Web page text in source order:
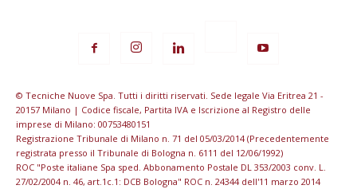
© Tecniche Nuove Spa. Tutti i diritti riservati. Sede legale Via Eritrea 21 -
20157 Milano | Codice fiscale, Partita IVA e Iscrizione al Registro delle
imprese di Milano: 00753480151
Registrazione Tribunale di Milano n. 71 del 05/03/2014 (Precedentemente
registrata presso il Tribunale di Bologna n. 6111 del 12/06/1992)
ROC "Poste italiane Spa sped. Abbonamento Postale DL 353/2003 conv. L.
27/02/2004 n. 46, art.1c.1: DCB Bologna" ROC n. 24344 dell'11 marzo 2014